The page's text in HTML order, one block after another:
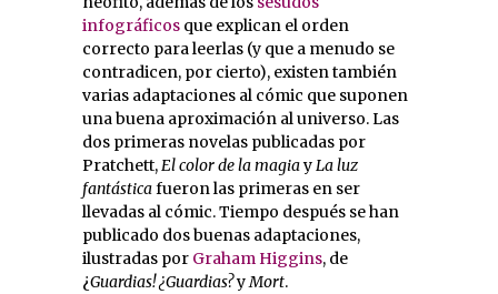
infográficos que explican el orden
correcto para leerlas (y que a menudo se
contradicen, por cierto), existen también
varias adaptaciones al cómic que suponen
una buena aproximación al universo. Las
dos primeras novelas publicadas por
Pratchett,El color de la magiayLa luz
fantásticafueron las primeras en ser
llevadas al cómic. Tiempo después se han
publicado dos buenas adaptaciones,
ilustradas por Graham Higgins, de
¿Guardias! ¿Guardias?yMort.